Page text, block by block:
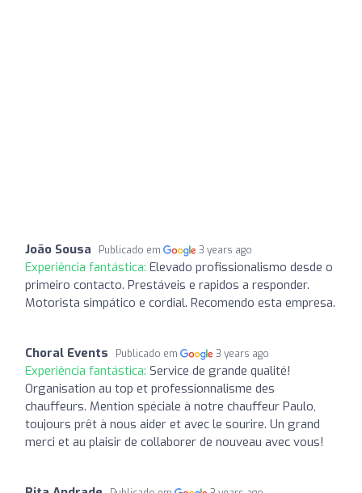
João Sousa Publicado em 3 years ago
Experiência fantástica: Elevado profissionalismo desde o
primeiro contacto. Prestáveis e rapidos a responder.
Motorista simpático e cordial. Recomendo esta empresa.
Choral Events Publicado em 3 years ago
Experiência fantástica: Service de grande qualité!
Organisation au top et professionnalisme des
chauffeurs. Mention spéciale à notre chauffeur Paulo,
toujours prêt à nous aider et avec le sourire. Un grand
merci et au plaisir de collaborer de nouveau avec vous!